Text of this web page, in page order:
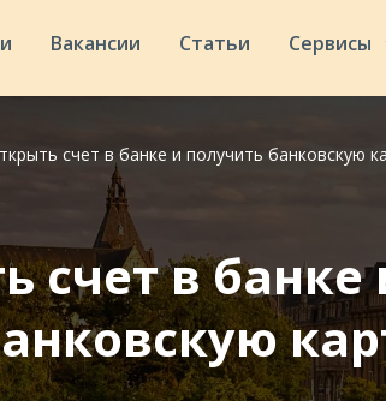
Вакансии Статьи Сервисы
счет в банке и получить банковскую
счет в банке